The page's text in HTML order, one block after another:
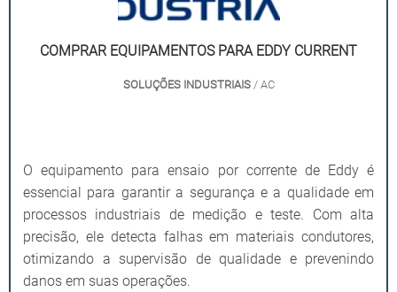
COMPRAR EQUIPAMENTOS PARA EDDY CURRENT
SOLUÇÕES INDUSTRIAIS/ AC
O equipamento para ensaio por corrente de Eddy é
essencial para garantir a segurança e a qualidade em
processos industriais de medição e teste. Com alta
precisão, ele detecta falhas em materiais condutores,
otimizando a supervisão de qualidade e prevenindo
danos em suas operações.